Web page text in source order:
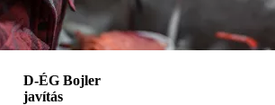
D-ÉG Bojler
javítás